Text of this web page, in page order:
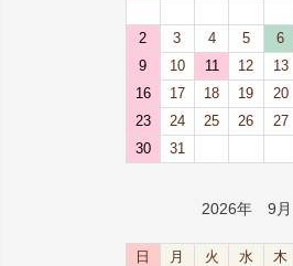
2
3 4 5 6
9
10 11 12 13
16
17 18 19 20
23
24 25 26 27
30
31
2026年 9月
日 月 火 水 木